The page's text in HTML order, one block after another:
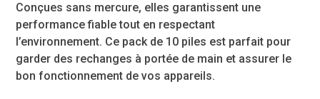
Conçues sans mercure, elles garantissent une
performance fiable tout en respectant
l’environnement. Ce pack de 10 piles est parfait pour
garder des rechanges à portée de main et assurer le
bon fonctionnement de vos appareils.